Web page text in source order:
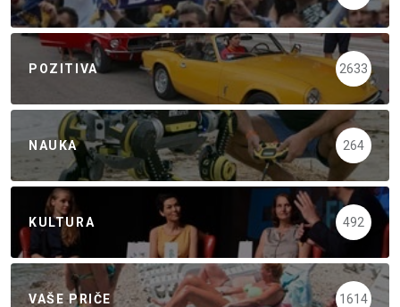
POZITIVA 2633
NAUKA 264
KULTURA 492
VAŠE PRIČE 1614